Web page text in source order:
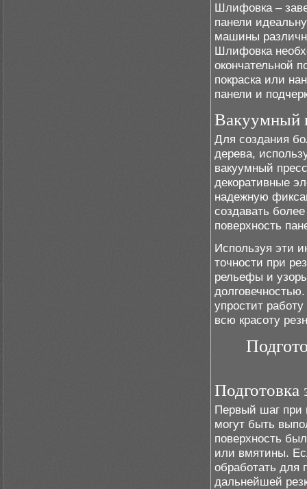
Шлифовка –
панели
машины
Шлифовка
окончательной
покраска или
панели и
Вакуумный
Для создания
дерева,
вакуумный
декоративные
надежную
создавать
поверхность
Используя эти
точности при
рельефы и
упростит
всю красоту
Подготовка
Первый шаг при
могут быть
поверхность
или вмятины.
обработать для
дальнейшей